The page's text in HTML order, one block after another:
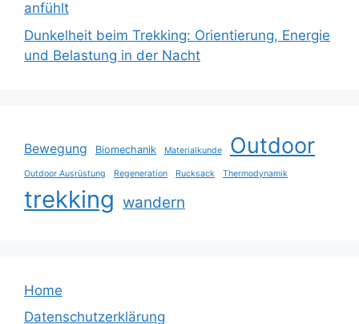
anfühlt
Dunkelheit beim Trekking: Orientierung, Energie
und Belastung in der Nacht
Bewegung Biomechanik Materialkunde Outdoor
Outdoor Ausrüstung Regeneration Rucksack Thermodynamik
trekking wandern
Home
Datenschutzerklärung